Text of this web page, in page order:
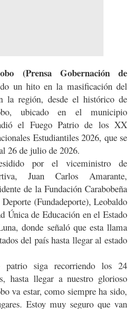
(Prensa Gobernación de
un hito en la masificación del
la región, desde el histórico de
ubicado en el municipio
el Fuego Patrio de los XX
Estudiantiles 2026, que se
26 de julio de 2026.
por el viceministro de
Juan Carlos Amarante,
de la Fundación Carabobeña
(Fundadeporte), Leobaldo
Única de Educación en el Estado
donde señaló que esta llama
del país hasta llegar al estado
patrio siga recorriendo los 24
hasta llegar a nuestro glorioso
va estar, como siempre ha sido,
Estoy muy seguro que van